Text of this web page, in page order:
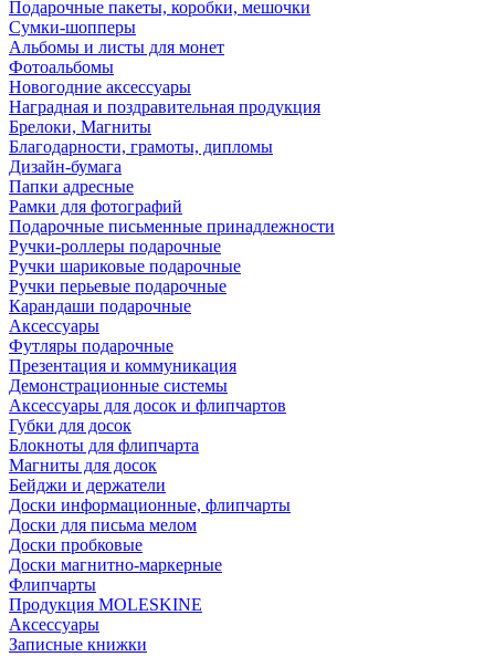
Подарочные пакеты, коробки, мешочки
Сумки-шопперы
Альбомы и листы для монет
Фотоальбомы
Новогодние аксессуары
Наградная и поздравительная продукция
Брелоки, Магниты
Благодарности, грамоты, дипломы
Дизайн-бумага
Папки адресные
Рамки для фотографий
Подарочные письменные принадлежности
Ручки-роллеры подарочные
Ручки шариковые подарочные
Ручки перьевые подарочные
Карандаши подарочные
Аксессуары
Футляры подарочные
Презентация и коммуникация
Демонстрационные системы
Аксессуары для досок и флипчартов
Губки для досок
Блокноты для флипчарта
Магниты для досок
Бейджи и держатели
Доски информационные, флипчарты
Доски для письма мелом
Доски пробковые
Доски магнитно-маркерные
Флипчарты
Продукция MOLESKINE
Аксессуары
Записные книжки